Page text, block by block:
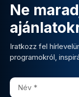
Ne
Iratkozz fel
programokról,